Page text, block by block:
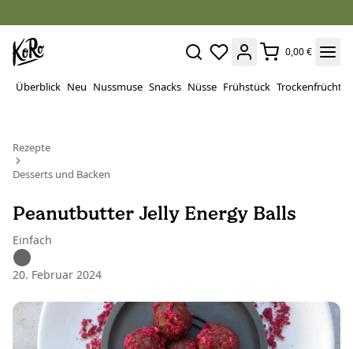
0,00 €
Überblick Neu Nussmuse Snacks Nüsse Frühstück Trockenfrüchte
Rezepte
Desserts und Backen
Peanutbutter Jelly Energy Balls
Einfach
20. Februar 2024